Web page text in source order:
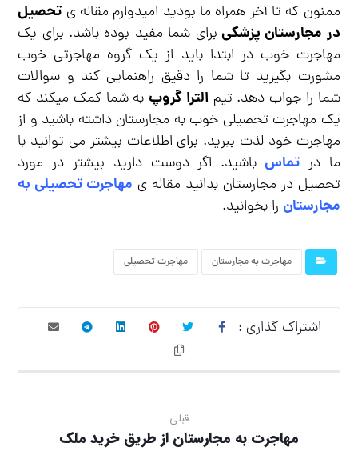
ممنون که تا آخر همراه ما بودید امیدوارم مقاله ی تحصیل
در مجارستان پزشکی برای شما مفید بوده باشد. برای یک
مهاجرت خوب در ابتدا باید از یک گروه مهاجرتی خوب
مشورت بگیرید تا شما را دقیق راهنمایی کند و سوالات
شما را جواب دهد. تیم الترا گروپ به شما کمک میکند که
یک مهاجرت تحصیلی خوب به مجارستان داشته باشید و از
مهاجرت خود لذت ببرید. برای اطلاعات بیشتر می توانید با
ما در تماس باشید. اگر دوست دارید بیشتر در مورد
تحصیل در مجارستان بدانید مقاله ی مهاجرت تحصیلی به
مجارستان را بخوانید.
مهاجرت به مجارستان مهاجرت تحصیلی
قبلی
مهاجرت به مجارستان از طریق خرید ملک